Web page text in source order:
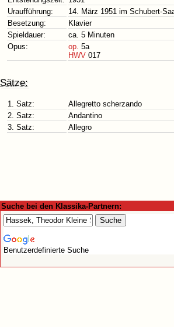
Uraufführung:
14. März 1951 im Schubert-
Besetzung:
Klavier
Spieldauer:
ca. 5 Minuten
Opus:
op. 5a
HWV 017
Sätze:
1. Satz:
Allegretto scherzando
2. Satz:
Andantino
3. Satz:
Allegro
Suche bei den Klassika-Partnern:
Benutzerdefinierte Suche